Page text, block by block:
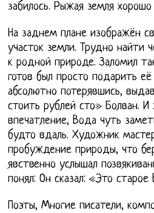
забилось. Рыжая земля
На заднем плане изображён
участок земли. Трудно найти
к родной природе. Заломил
готов был просто подарить
абсолютно потерявшись,
стоить рублей сто» Болван. И
впечатление, Вода чуть
будто вдаль. Художник
пробуждение природы, что
явственно услышал
понял: Он сказал: «Это
Поэты, Многие писатели,